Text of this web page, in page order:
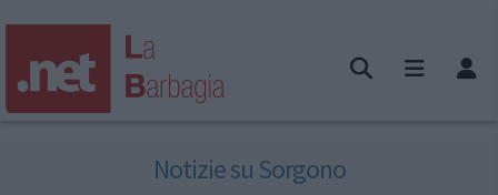
Notizie su Sorgono